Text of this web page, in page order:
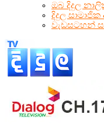
ඔබ දිදුල
දිදුල සාමාජික
වැඩසටහන්